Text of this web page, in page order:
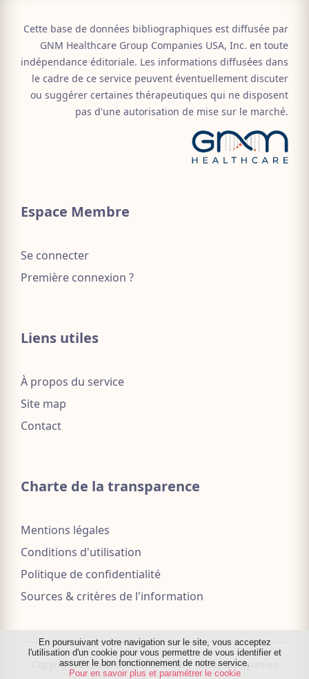
Cette base de données bibliographiques est diffusée par
GNM Healthcare Group Companies USA, Inc. en toute
indépendance éditoriale. Les informations diffusées dans
le cadre de ce service peuvent éventuellement discuter
ou suggérer certaines thérapeutiques qui ne disposent
pas d'une autorisation de mise sur le marché.
Espace Membre
Se connecter
Première connexion ?
Liens utiles
À propos du service
Site map
Contact
Charte de la transparence
Mentions légales
Conditions d'utilisation
Politique de confidentialité
Sources & critères de l'information
Copyright 2026 © GNM Healthcare Group Companies
En poursuivant votre navigation sur le site, vous acceptez
lʹutilisation dʹun cookie pour vous permettre de vous identifier et
assurer le bon fonctionnement de notre service.
Pour en savoir plus et paramétrer le cookie